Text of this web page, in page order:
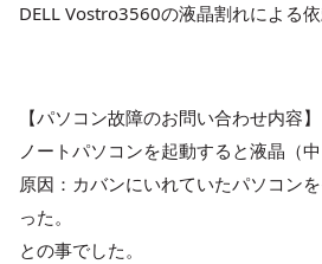
DELL Vostro3560の液晶割れによる依
【パソコン故障のお問い合わせ内容】
ノートパソコンを起動すると液晶（中
原因：カバンにいれていたパソコン
った。
との事でした。